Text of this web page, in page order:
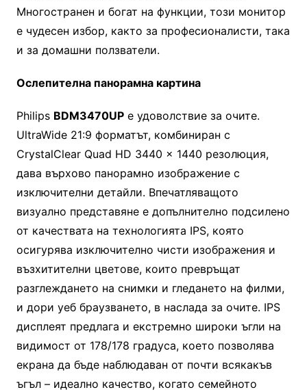
Многостранен и богат на функции, този монитор
е чудесен избор, както за професионалисти, така
и за домашни ползватели.
Ослепителна панорамна картина
Philips BDM3470UPе удоволствие за очите.
UltraWide 21:9 форматът, комбиниран с
CrystalClear Quad HD 3440 x 1440 резолюция,
дава върхово панорамно изображение с
изключителни детайли. Впечатляващото
визуално представяне е допълнително подсилено
от качествата на технологията IPS, която
осигурява изключително чисти изображения и
възхитителни цветове, които превръщат
разглеждането на снимки и гледането на филми,
и дори уеб браузването, в наслада за очите. IPS
дисплеят предлага и екстремно широки ъгли на
видимост от 178/178 градуса, което позволява
екрана да бъде наблюдаван от почти всякакъв
ъгъл – идеално качество, когато семейното